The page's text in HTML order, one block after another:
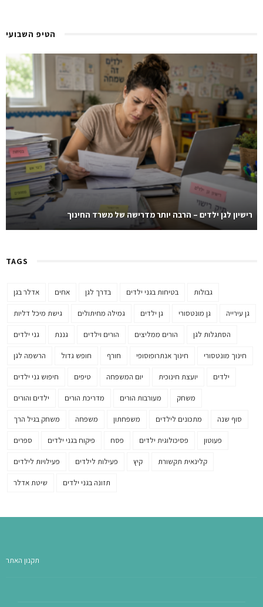
הטיפ השבועי
רישיון לגן ילדים – הרבה יותר מדרישה של משרד החינוך
TAGS
אדלר בגן אחים בדרך לגן בטיחות בגני ילדים גבולות
גישת מיכל דליות גמילה מחיתולים גן ילדים גן מונטסורי גן עירייה
גני ילדים גננת הורים וילדים הורים ממליצים הסתגלות לגן
הרשמה לגן חופש גדול חורף חינוך אנתרופוסופי חינוך מונטסורי
חיפוש גני ילדים טיפים יום המשפחה יועצת חינוכית ילדים
ילדים והורים מדריכת הורים מעורבות הורים משחק
משחק בגיל הרך משפחה משפחתון מתכונים לילדים סוף שנה
ספרים פיקוח בגני ילדים פסח פסיכולוגית ילדים פעוטון
פעילויות לילדים פעילות לילדים קיץ קלינאית תקשורת
שיטת אדלר תזונה בגני ילדים
תקנון האתר